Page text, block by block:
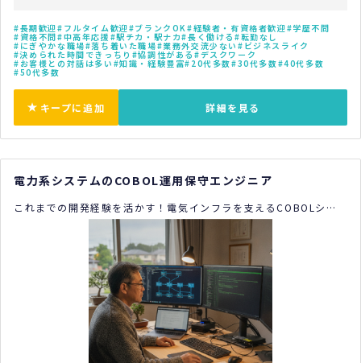
長期歓迎 フルタイム歓迎 ブランクOK 経験者・有資格者歓迎 学歴不問
資格不問 中高年応援 駅チカ・駅ナカ 長く働ける 転勤なし
にぎやかな職場 落ち着いた職場 業務外交流少ない ビジネスライク
決められた時間できっちり 協調性がある デスクワーク
お客様との対話は多い 知識・経験豊富 20代多数 30代多数 40代多数
50代多数
キープに追加 詳細を見る
電力系システムのCOBOL運用保守エンジニア
これまでの開発経験を活かす！電気インフラを支えるCOBOLシス
テムの運用保守。要件定義から担当しキャリアアップも叶う安定環